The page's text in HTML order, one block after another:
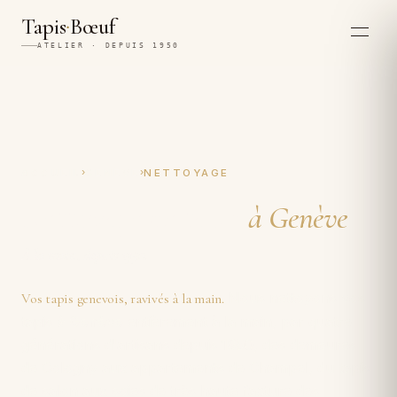
Tapis·Bœuf
ATELIER · DEPUIS 1950
›GENÈVE ›NETTOYAGE
à Genève
Vos tapis genevois, ravivés à la main.